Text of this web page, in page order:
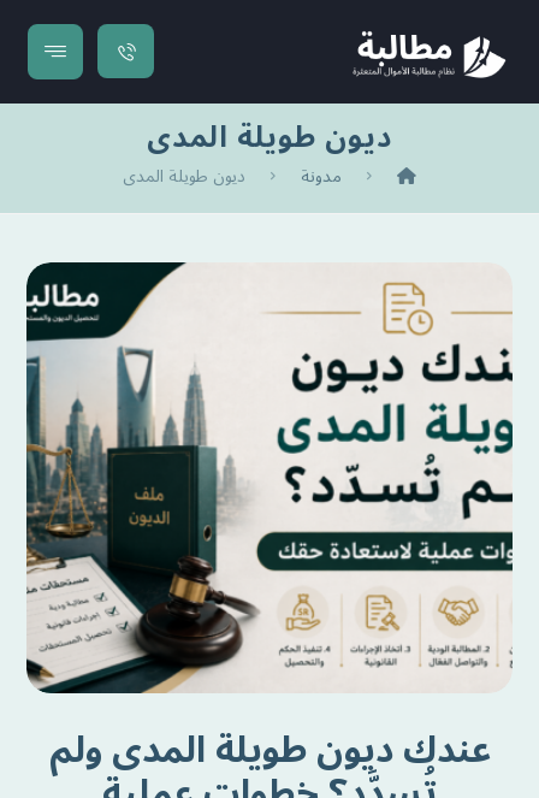
ديون طويلة المدى
مدونة ديون طويلة المدى
عندك ديون طويلة المدى ولم